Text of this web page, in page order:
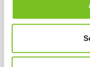
incl. BTW